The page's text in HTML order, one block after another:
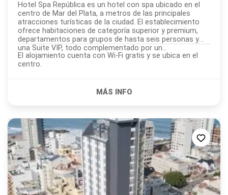
Hotel Spa República es un hotel con spa ubicado en el
centro de Mar del Plata, a metros de las principales
atracciones turísticas de la ciudad. El establecimiento
ofrece habitaciones de categoría superior y premium,
departamentos para grupos de hasta seis personas y
una Suite VIP, todo complementado por un...
El alojamiento cuenta con Wi-Fi gratis y se ubica en el
centro.